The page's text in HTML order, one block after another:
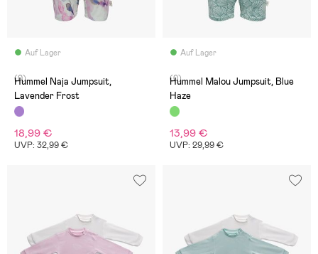
Auf Lager
(0)
Hummel Naja Jumpsuit,
Lavender Frost
18,99 €
UVP: 32,99 €
Auf Lager
(0)
Hummel Malou Jumpsuit, Blue
Haze
13,99 €
UVP: 29,99 €